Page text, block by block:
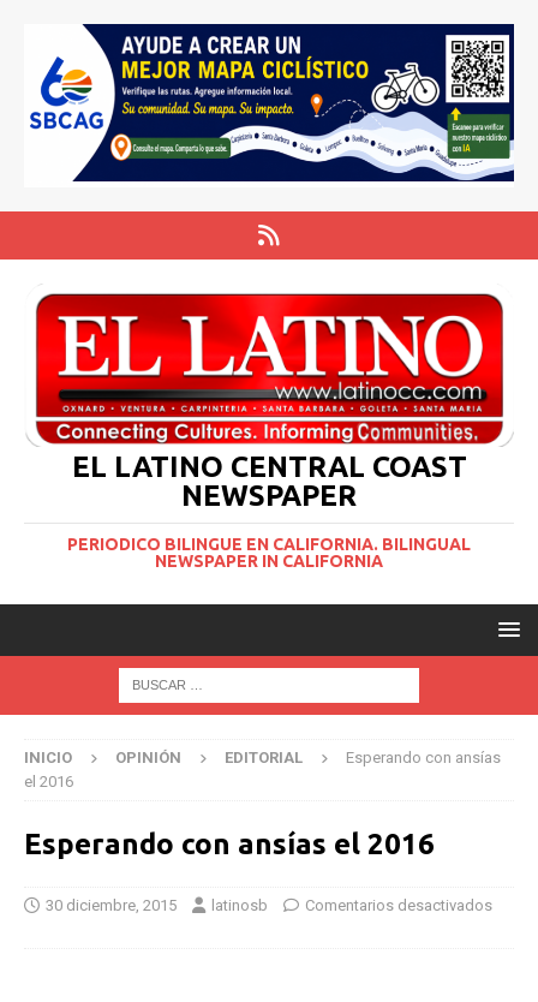
EL LATINO CENTRAL COAST
NEWSPAPER
PERIODICO BILINGUE EN CALIFORNIA. BILINGUAL
NEWSPAPER IN CALIFORNIA
INICIO OPINIÓN EDITORIAL
Esperando con ansías
el 2016
Esperando con ansías el 2016
30 diciembre, 2015 latinosb Comentarios desactivados